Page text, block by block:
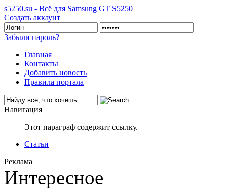
s5250.su - Всё для Samsung GT S5250
Создать аккаунт
Забыли пароль?
Главная
Контакты
Добавить новость
Правила портала
Навигация
Этот параграф содержит ссылку.
Статьи
Реклама
Интересное